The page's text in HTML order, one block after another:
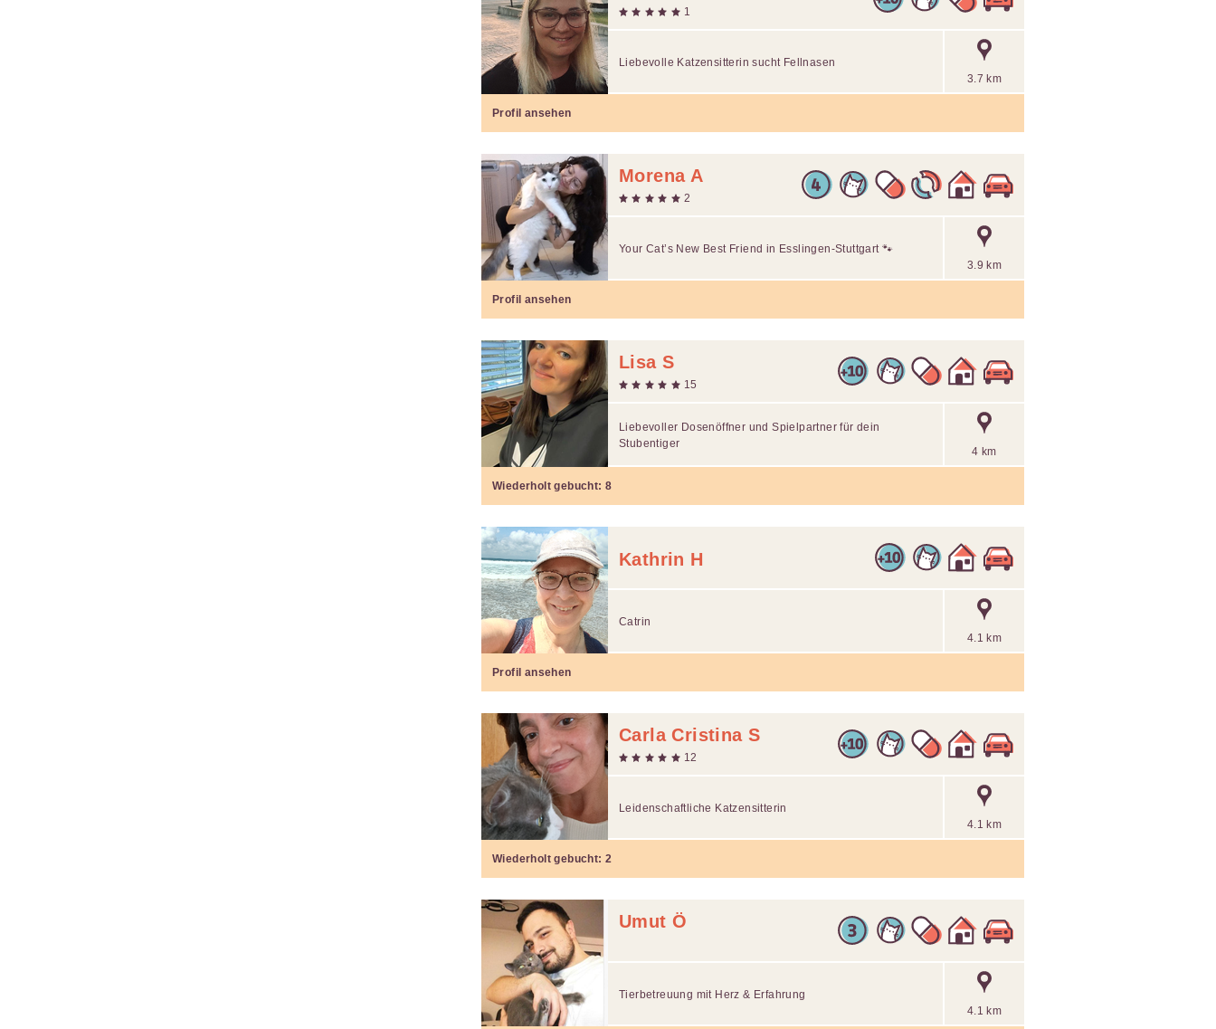
1
3.7 km
Liebevolle Katzensitterin sucht Fellnasen
Profil ansehen
Morena A
2
3.9 km
Your Cat’s New Best Friend in Esslingen-Stuttgart 🐾
Profil ansehen
Lisa S
15
4 km
Liebevoller Dosenöffner und Spielpartner für dein
Stubentiger
Wiederholt gebucht:8
Kathrin H
4.1 km
Catrin
Profil ansehen
Carla Cristina S
12
4.1 km
Leidenschaftliche Katzensitterin
Wiederholt gebucht:2
Umut Ö
4.1 km
Tierbetreuung mit Herz & Erfahrung